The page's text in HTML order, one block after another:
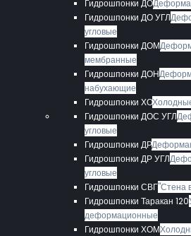
Гидрошпонки ДО
Гидрошпонки ДО УГЛ
угловые
Гидрошпонки ДОМ
мембранные
Гидрошпонки ДОН
набухающие
Гидрошпонки ХО
Гидрошпонки ДОС УГЛ
угловые
Гидрошпонки ДР
Гидрошпонки ДР УГЛ
угловые
Гидрошпонки СВГ"Стена
Гидрошпонки Таракан 120
деформационные
Гидрошпонки ХОМ